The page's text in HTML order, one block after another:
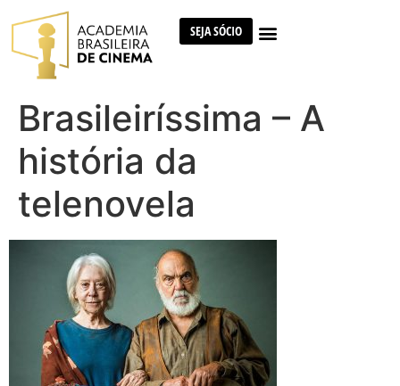
SEJA SÓCIO
Brasileiríssima – A
história da
telenovela